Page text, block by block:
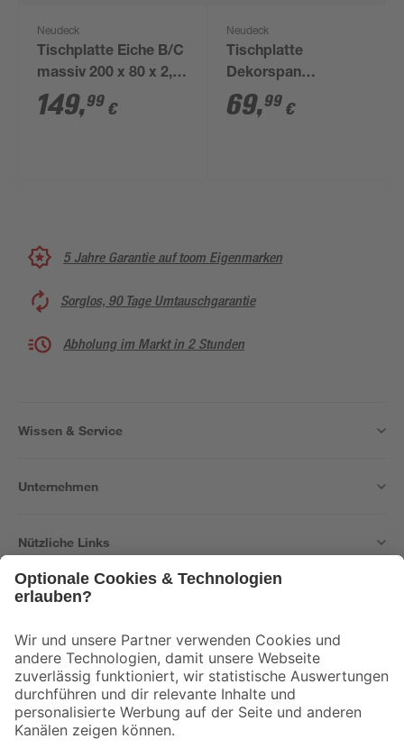
Neudeck
Tischplatte Eiche B/C
massiv 200 x 80 x 2,6
cm
149,99 €
Neudeck
Tischplatte
Dekorspan
Wildeichedekor 120 x
80 x 2,5 cm
69,99 €
5 Jahre Garantie auf toom Eigenmarken
Sorglos, 90 Tage Umtauschgarantie
Abholung im Markt in 2 Stunden
Wissen & Service
Unternehmen
Nützliche Links
Der toom Newsletter: Keine Angebote und Aktionen mehr verpassen!
Zur Newsletter Anmeldung
Folge uns